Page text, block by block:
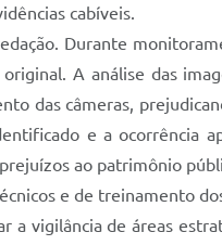
cabíveis.
Durante
A análise das
das câmeras,
e a ocorrência
ao patrimônio
e de treinamento
vigilância de áreas